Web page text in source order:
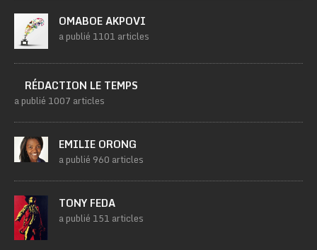
OMABOE AKPOVI
a publié 1101 articles
RÉDACTION LE TEMPS
a publié 1007 articles
EMILIE ORONG
a publié 960 articles
TONY FEDA
a publié 151 articles